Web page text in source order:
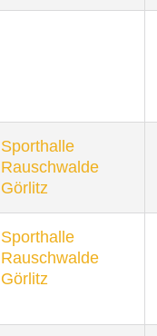
Sporthalle
Rauschwalde
Görlitz
Sporthalle
Rauschwalde
Görlitz